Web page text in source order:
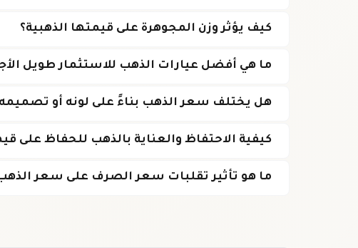
كيف يؤثر وزن المجوهرة على قيمتها الذهبية؟
ما هي أفضل عيارات الذهب للاستثمار طويل
هل يختلف سعر الذهب بناءً على لونه أو
كيفية الاحتفاظ والعناية بالذهب للحفاظ على
ما هو تأثير تقلبات سعر الصرف على سعر الذهب